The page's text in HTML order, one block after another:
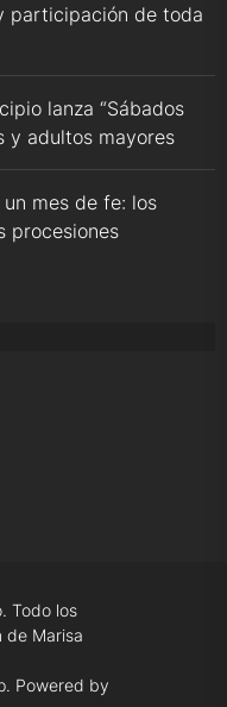
participación de toda
lanza “Sábados
y adultos mayores
mes de fe: los
procesiones
Todo los
de Marisa
Powered by